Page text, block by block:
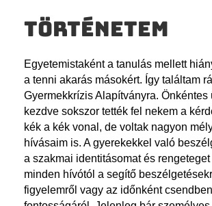
Történetem
Egyetemistaként a tanulás mellett
a tenni akarás másokért. Így találtam
Gyermekkrízis Alapítványra. Önkéntes
kezdve sokszor tették fel nekem a
kék a kék vonal, de voltak nagyon
hívásaim is. A gyerekekkel való
a szakmai identitásomat és
minden hívótól a segítő
figyelemről vagy az időnként